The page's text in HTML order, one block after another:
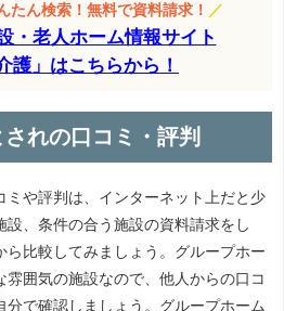
たん検索！無料で資料請求！ ／
・老人ホーム情報サイト
護」はこちらから！
れの口コミ・評判
ミや評判は、インターネット上だと少
、条件の合う施設の資料請求をし
ら比較してみましょう。グループホー
雰囲気の施設なので、他人からの口コ
分で確認しましょう。グループホーム